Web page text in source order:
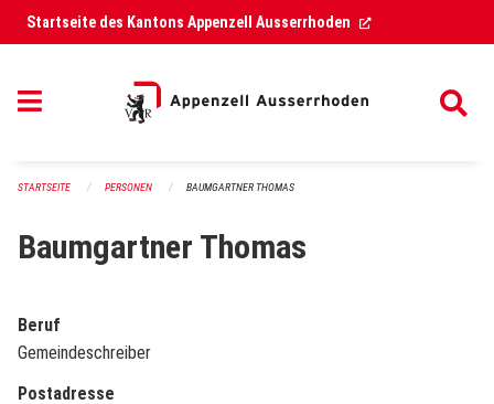
Navigation überspringen
Startseite des Kantons Appenzell Ausserrhoden (External Link)
STARTSEITE PERSONEN BAUMGARTNER THOMAS
Baumgartner Thomas
Beruf
Gemeindeschreiber
Postadresse